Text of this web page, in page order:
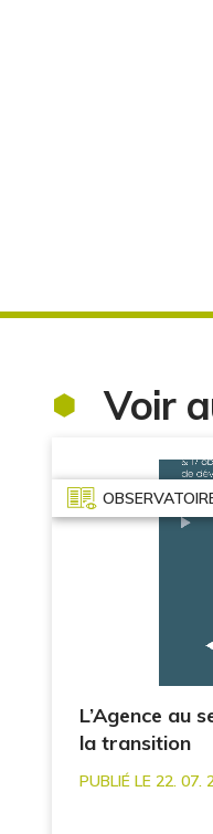
Voir
L’Agence au
la transition
PUBLIÉ LE 22. 07.